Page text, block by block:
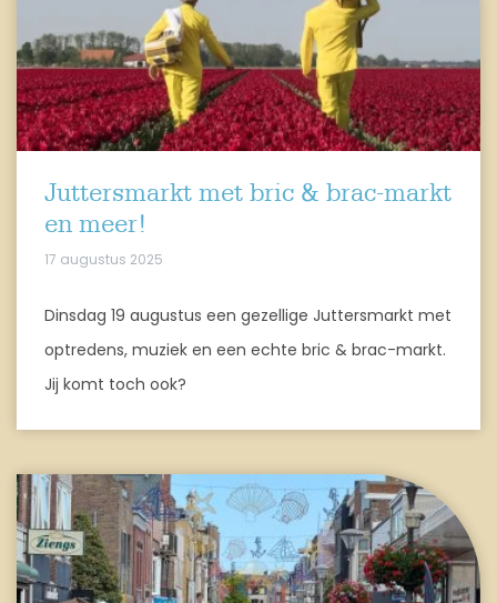
Juttersmarkt met bric & brac-markt
en meer!
17 augustus 2025
Dinsdag 19 augustus een gezellige Juttersmarkt met
optredens, muziek en een echte bric & brac-markt.
Jij komt toch ook?